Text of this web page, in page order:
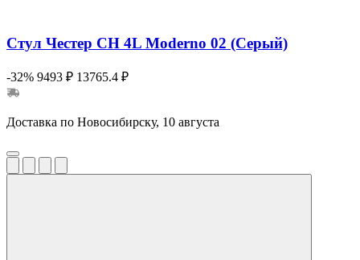
Стул Честер CH 4L Moderno 02 (Серый)
-32% 9493 ₽ 13765.4 ₽
Доставка по Новосибирску, 10 августа